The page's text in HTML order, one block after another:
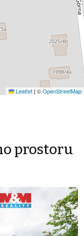
Leaflet | ©OpenStreetMap
prostoru